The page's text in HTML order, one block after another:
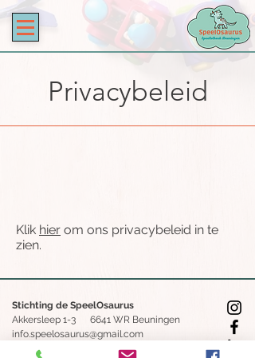
Privacybeleid
Klik hier om ons privacybeleid in te
zien.
Stichting de SpeelOsaurus
Akkersleep 1-3 6641 WR Beuningen
info.speelosaurus@gmail.com
06-44835497